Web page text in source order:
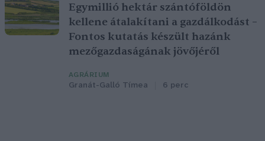
Egymillió hektár szántóföldön
kellene átalakítani a gazdálkodást –
Fontos kutatás készült hazánk
mezőgazdaságának jövőjéről
AGRÁRIUM
Granát-Galló Tímea 6 perc